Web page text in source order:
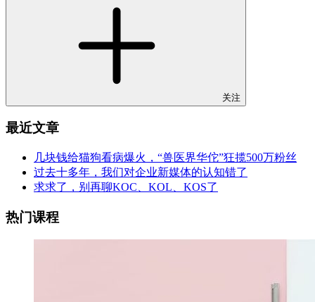
关注
最近文章
几块钱给猫狗看病爆火，“兽医界华佗”狂揽500万粉丝
过去十多年，我们对企业新媒体的认知错了
求求了，别再聊KOC、KOL、KOS了
热门课程